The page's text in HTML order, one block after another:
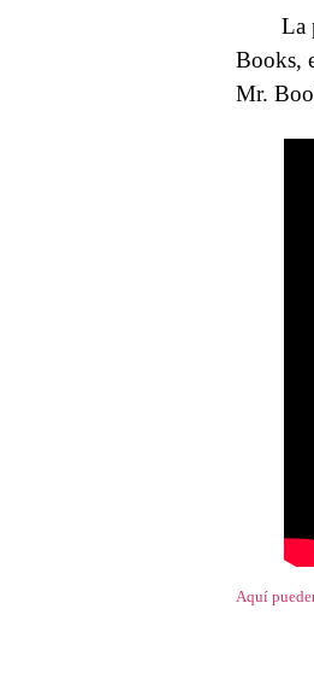
La
Books,
Mr.
Aquí